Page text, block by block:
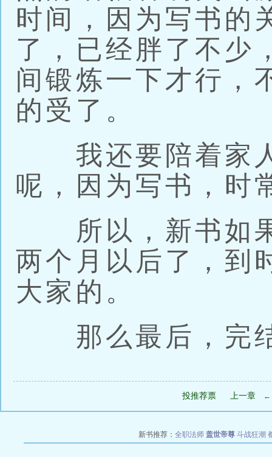
时间，因为写书的
了，已经胖了不少
间锻炼一下才行，
的受了。
我还要陪着家人
呢，因为写书，时
所以，新书如果
两个月以后了，到
大家的。
那么最后，完结
投推荐票 上一章 ←
新书推荐： 全职法师 盖世帝尊 斗战狂潮